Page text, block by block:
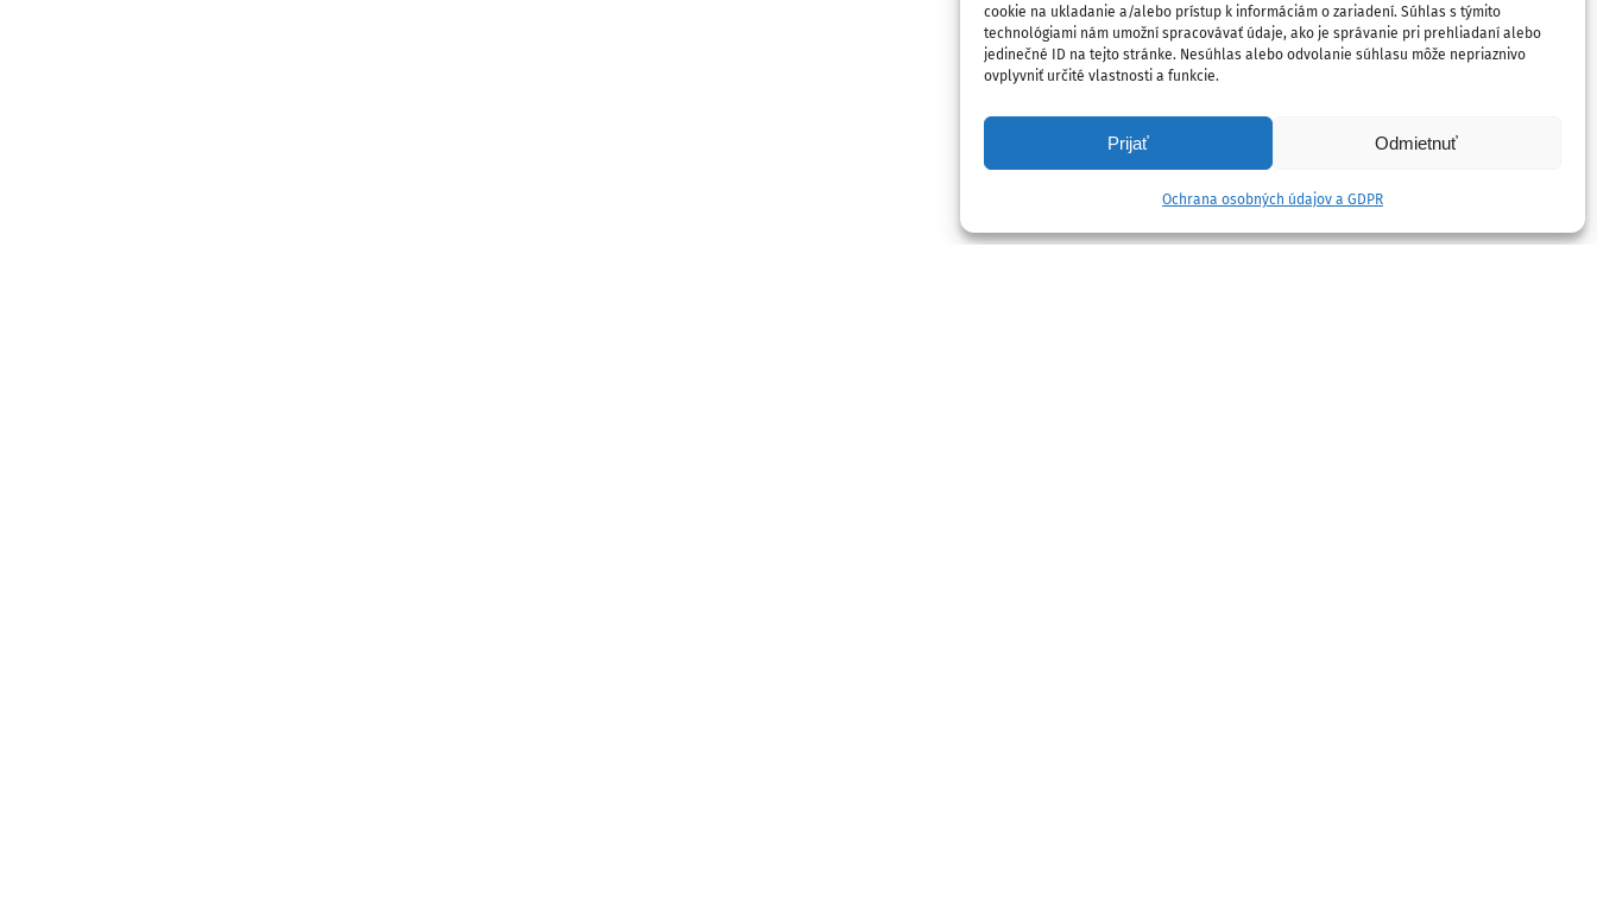
cookie na ukladanie a/alebo prístup k informáciám o zariadení. Súhlas s týmito
technológiami nám umožní spracovávať údaje, ako je správanie pri prehliadaní alebo
jedinečné ID na tejto stránke. Nesúhlas alebo odvolanie súhlasu môže nepriaznivo
ovplyvniť určité vlastnosti a funkcie.
Prijať Odmietnuť
Ochrana osobných údajov a GDPR